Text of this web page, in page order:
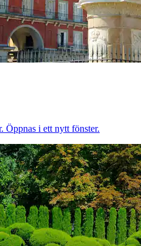
Öppnas i ett nytt fönster.